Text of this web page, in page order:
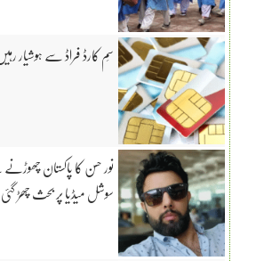
سِم کارڈ فراڈ سے ہوشیار
نور حسن کا پاکستان
سوشل میڈیا پر بحث چھڑ گئی